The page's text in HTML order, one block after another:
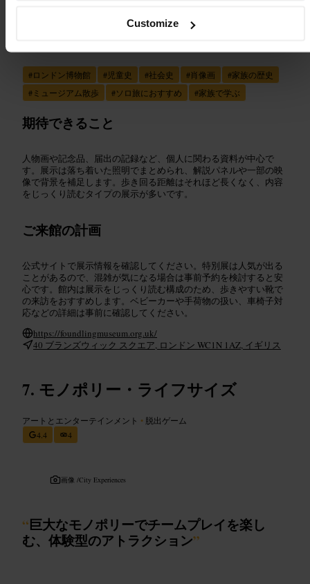
Customize
#ロンドン博物館 #児童史 #社会史 #肖像画 #家族の歴史
#ミュージアム散歩 #ソロ旅におすすめ #家族で学ぶ
期待できること
人物画や記念品、届出の記録など、個人に関わる資料が中心で
す。展示は落ち着いた照明でまとめられ、解説パネルや一部の映
像で背景を補足します。歩き回る距離はそれほど長くなく、内容
をじっくり読むタイプの展示が多いです。
ご来館の計画
公式サイトで展示情報を確認してください。特別展は人気が出る
ことがあるので、混雑が気になる場合は事前予約を検討すると安
心です。館内は展示をじっくり読む構成のため、歩きやすい靴で
の来訪をおすすめします。ベビーカーや手荷物の扱い、車椅子対
応などの詳細は事前に確認してください。
https://foundlingmuseum.org.uk/
40 ブランズウィック スクエア, ロンドン WC1N 1AZ, イギリス
モノポリー・ライフサイズ
アートとエンターテインメント • 脱出ゲーム
4.4
4
画像 /City Experiences
“巨大なモノポリーでチームプレイを楽し
む、体験型のアトラクション”